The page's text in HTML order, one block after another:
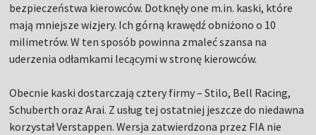
bezpieczeństwa kierowców. Dotknęły one m.in. kaski, które
mają mniejsze wizjery. Ich górną krawędź obniżono o 10
milimetrów. W ten sposób powinna zmaleć szansa na
uderzenia odłamkami lecącymi w stronę kierowców.
Obecnie kaski dostarczają cztery firmy – Stilo, Bell Racing,
Schuberth oraz Arai. Z usług tej ostatniej jeszcze do niedawna
korzystał Verstappen. Wersja zatwierdzona przez FIA nie